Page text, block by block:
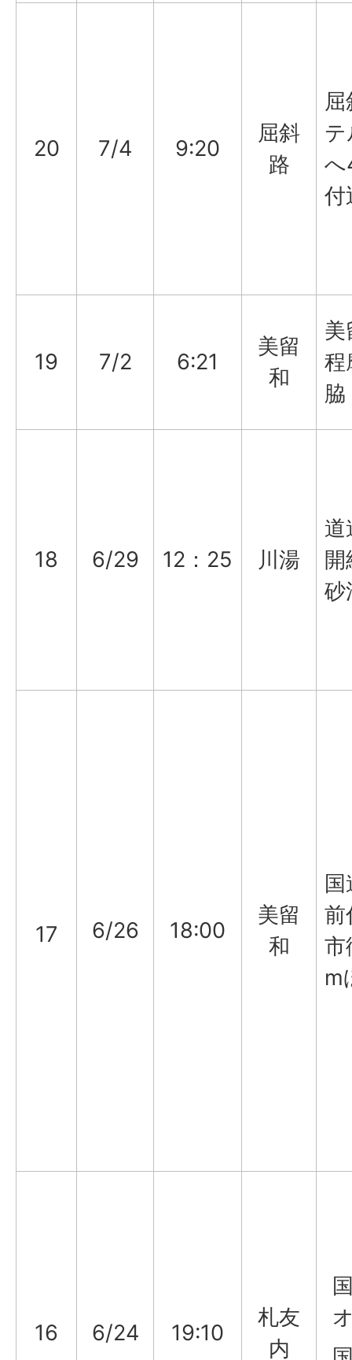
20 7/4 9:20
屈斜
路
テ
へ
付
19 7/2 6:21
美留
和
美
程
脇
18 6/29 12：25 川湯
道
砂
17 6/26 18:00
美留
和
前
市
m
16 6/24 19:10
札友
内